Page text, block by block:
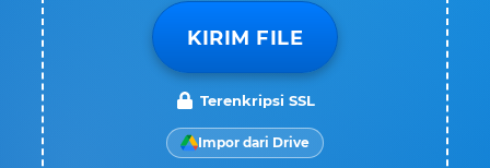
KIRIM FILE
Terenkripsi SSL
Impor dari Drive